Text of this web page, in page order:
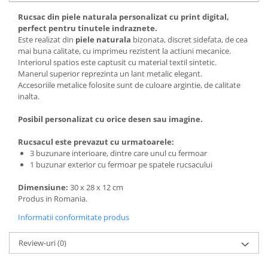
Rucsac din piele naturala personalizat cu print digital,
perfect pentru tinutele indraznete.
Este realizat din piele naturala bizonata, discret sidefata, de cea
mai buna calitate, cu imprimeu rezistent la actiuni mecanice.
Interiorul spatios este captusit cu material textil sintetic.
Manerul superior reprezinta un lant metalic elegant.
Accesoriile metalice folosite sunt de culoare argintie, de calitate
inalta.
Posibil personalizat cu orice desen sau imagine.
Rucsacul este prevazut cu urmatoarele:
3 buzunare interioare, dintre care unul cu fermoar
1 buzunar exterior cu fermoar pe spatele rucsacului
Dimensiune: 30 x 28 x 12 cm
Produs in Romania.
Informatii conformitate produs
Review-uri(0)